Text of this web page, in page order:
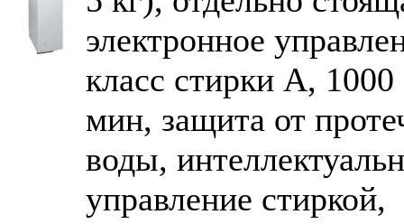
электронное
класс стирки A,
мин, защита от
воды,
управление стиркой,